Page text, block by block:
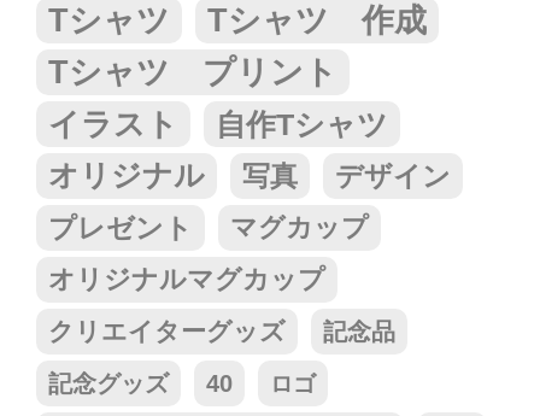
Tシャツ
Tシャツ 作成
Tシャツ プリント
イラスト 自作Tシャツ
オリジナル 写真
デザイン
プレゼント
マグカップ
オリジナルマグカップ
クリエイターグッズ
記念品
記念グッズ
40 ロゴ